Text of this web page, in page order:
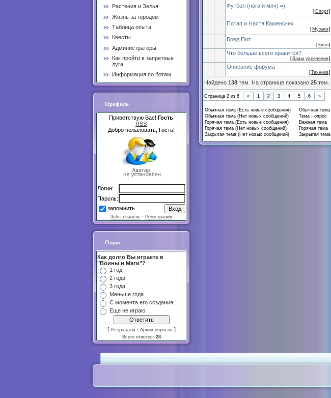
Растения и Зелья
Жизнь за городом
Таблица опыта
Квесты
Администраторы
Как пройти в запретные
луга
Информация по ботам
Профиль
Приветствую Вас! Гость
RSS
Добро пожаловать, Гость!
Логин:
Пароль:
запомнить
Забыл пароль· Регистрация
Опрос
Как долго Вы играете в
"Воины и Маги"?
1 год
2 года
3 года
Меньше года
С момента его создания
Еще не играю
[ Результаты· Архив опросов]
Всего ответов: 28
Футбол (нога и мяч) =)
[Спорт]
Потап и Настя Каменских
[ Музыка]
Бред Пит
[ Кино]
Что больше всего нравится?
[ Ваши увлечения]
Описание форума
[Техника]
Найдено 138тем. На странице показано 25тем.
Страница 2из 6 « 1 2 3 4 5 6 »
Обычная тема (Есть новые сообщения)
Обычная тема
Обычная тема (Нет новых сообщений)
Тема - опрос
Горячая тема (Есть новые сообщения)
Важная тема
Горячая тема (Нет новых сообщений)
Горячая тема
Закрытая тема (Нет новых сообщений)
Закрытая тема